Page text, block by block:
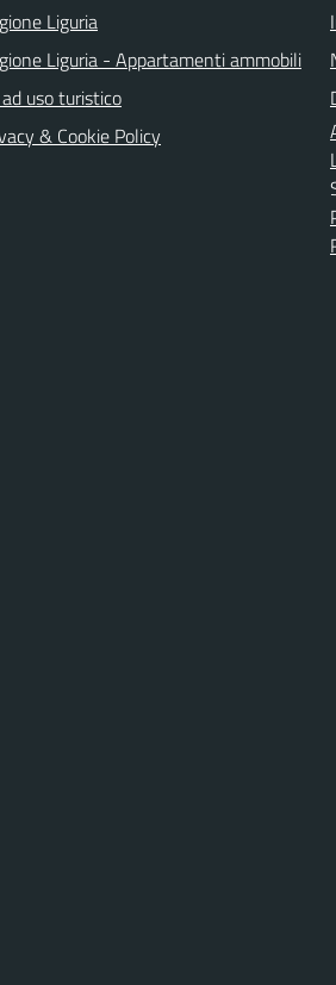
Liguria
Liguria - Appartamenti ammobili
uso turistico
& Cookie Policy